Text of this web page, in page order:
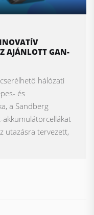
AJÁNLOTT GAN-
hálózati
és
a Sandberg
akkumulátorcellákat
utazásra tervezett,